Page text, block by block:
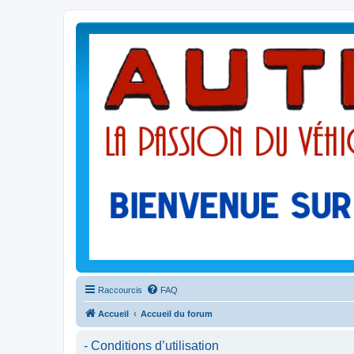
Raccourcis FAQ
Accueil Accueil du forum
- Conditions d’utilisation